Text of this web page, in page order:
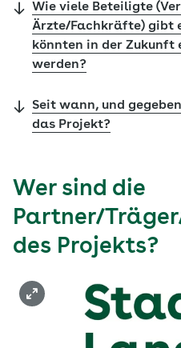
Wie viele Beteiligte
Ärzte/Fachkräfte) gibt
könnten in der Zukunft
werden?
Seit wann, und
das Projekt?
Wer sind die
Partner/
des Projekts?